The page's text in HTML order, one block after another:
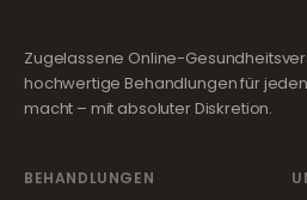
Zugelassene Online-
hochwertige Behandlungen für
macht – mit absoluter Diskretion.
BEHANDLUNGEN